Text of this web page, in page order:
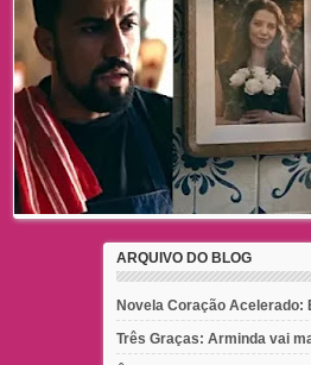
ARQUIVO DO BLOG
Novela Coração Acelerado:
Três Graças: Arminda vai